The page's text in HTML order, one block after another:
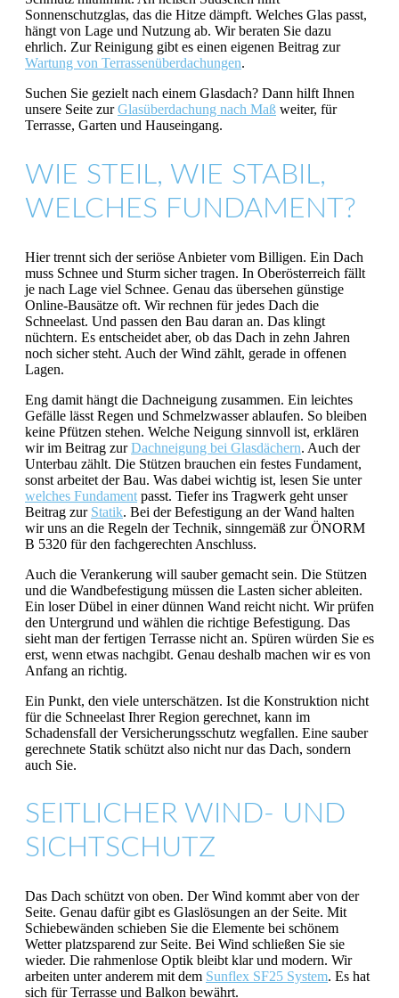
Sonnenschutzglas, das die Hitze dämpft. Welches Glas passt,
hängt von Lage und Nutzung ab. Wir beraten Sie dazu
ehrlich. Zur Reinigung gibt es einen eigenen Beitrag zur
Wartung von Terrassenüberdachungen.
Suchen Sie gezielt nach einem Glasdach? Dann hilft Ihnen
unsere Seite zurGlasüberdachung nach Maß weiter, für
Terrasse, Garten und Hauseingang.
WIE STEIL, WIE STABIL,
WELCHES FUNDAMENT?
Hier trennt sich der seriöse Anbieter vom Billigen. Ein Dach
muss Schnee und Sturm sicher tragen. In Oberösterreich fällt
je nach Lage viel Schnee. Genau das übersehen günstige
Online-Bausätze oft. Wir rechnen für jedes Dach die
Schneelast. Und passen den Bau daran an. Das klingt
nüchtern. Es entscheidet aber, ob das Dach in zehn Jahren
noch sicher steht. Auch der Wind zählt, gerade in offenen
Lagen.
Eng damit hängt die Dachneigung zusammen. Ein leichtes
Gefälle lässt Regen und Schmelzwasser ablaufen. So bleiben
keine Pfützen stehen. Welche Neigung sinnvoll ist, erklären
wir im Beitrag zurDachneigung bei Glasdächern. Auch der
Unterbau zählt. Die Stützen brauchen ein festes Fundament,
sonst arbeitet der Bau. Was dabei wichtig ist, lesen Sie unter
welches Fundament passt. Tiefer ins Tragwerk geht unser
Beitrag zur Statik. Bei der Befestigung an der Wand halten
wir uns an die Regeln der Technik, sinngemäß zur ÖNORM
B 5320 für den fachgerechten Anschluss.
Auch die Verankerung will sauber gemacht sein. Die Stützen
und die Wandbefestigung müssen die Lasten sicher ableiten.
Ein loser Dübel in einer dünnen Wand reicht nicht. Wir prüfen
den Untergrund und wählen die richtige Befestigung. Das
sieht man der fertigen Terrasse nicht an. Spüren würden Sie es
erst, wenn etwas nachgibt. Genau deshalb machen wir es von
Anfang an richtig.
Ein Punkt, den viele unterschätzen. Ist die Konstruktion nicht
für die Schneelast Ihrer Region gerechnet, kann im
Schadensfall der Versicherungsschutz wegfallen. Eine sauber
gerechnete Statik schützt also nicht nur das Dach, sondern
auch Sie.
SEITLICHER WIND- UND
SICHTSCHUTZ
Das Dach schützt von oben. Der Wind kommt aber von der
Seite. Genau dafür gibt es Glaslösungen an der Seite. Mit
Schiebewänden schieben Sie die Elemente bei schönem
Wetter platzsparend zur Seite. Bei Wind schließen Sie sie
wieder. Die rahmenlose Optik bleibt klar und modern. Wir
arbeiten unter anderem mit dem Sunflex SF25 System. Es hat
sich für Terrasse und Balkon bewährt.